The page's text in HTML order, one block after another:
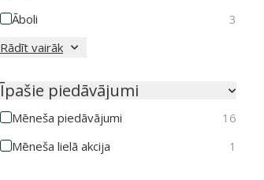
Āboli
3
Rādīt vairāk
Īpašie piedāvājumi
Mēneša piedāvājumi
16
Mēneša lielā akcija
1